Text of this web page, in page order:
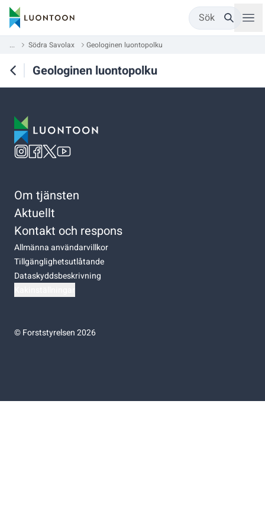
Sök
... Södra Savolax Geologinen luontopolku
Geologinen luontopolku
Om tjänsten
Aktuellt
Kontakt och respons
Allmänna användarvillkor
Tillgänglighetsutlåtande
Dataskyddsbeskrivning
©Forststyrelsen 2026